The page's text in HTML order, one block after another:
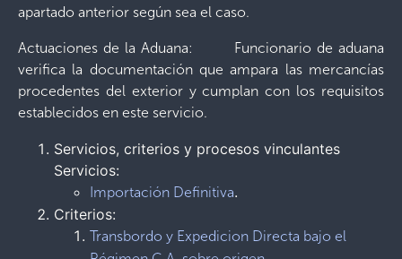
apartado anterior según sea el caso.
Actuaciones de la Aduana: Funcionario de aduana
verifica la documentación que ampara las mercancías
procedentes del exterior y cumplan con los requisitos
establecidos en este servicio.
Servicios, criterios y procesos vinculantes
Servicios:
Importación Definitiva.
Criterios:
Transbordo y Expedicion Directa bajo el